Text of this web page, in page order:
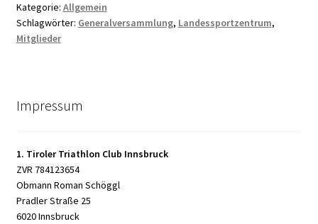
Kategorie: Allgemein
Schlagwörter: Generalversammlung, Landessportzentrum,
Mitglieder
Impressum
1. Tiroler Triathlon Club Innsbruck
ZVR 784123654
Obmann Roman Schöggl
Pradler Straße 25
6020 Innsbruck